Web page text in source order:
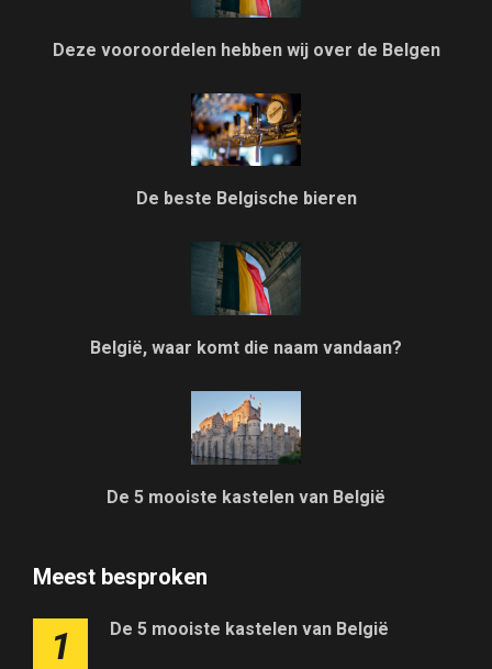
Deze vooroordelen hebben wij over de Belgen
De beste Belgische bieren
België, waar komt die naam vandaan?
De 5 mooiste kastelen van België
Meest besproken
1 De 5 mooiste kastelen van België